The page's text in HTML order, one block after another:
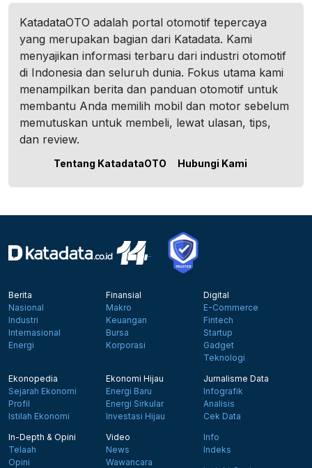
KatadataOTO adalah portal otomotif tepercaya
yang merupakan bagian dari Katadata. Kami
menyajikan informasi terbaru dari industri otomotif
di Indonesia dan seluruh dunia. Fokus utama kami
menampilkan berita dan panduan otomotif untuk
membantu Anda memilih mobil dan motor sebelum
memutuskan untuk membeli, lewat ulasan, tips,
dan review.
Tentang KatadataOTO Hubungi Kami
Berita
Nasional
Industri
Internasional
Energi
Finansial
Makro
Keuangan
Bursa
Korporasi
Digital
E-Commerce
Fintech
Startup
Gadget
Teknologi
Ekonopedia
Sejarah Ekonomi
Profil
Istilah Ekonomi
Ekonomi Hijau
Energi Baru
Energi Sirkular
Investasi Hijau
Jurnalisme Data
Infografik
Analisis
Cek Data
In-Depth & Opini
Telaah
Opini
Video
News
Wawancara
Info
Indeks